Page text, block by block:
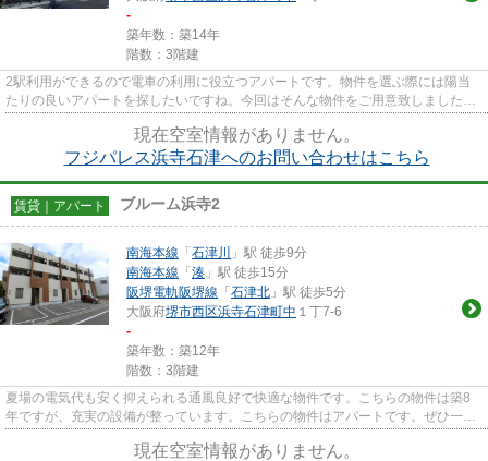
-
築年数：築14年
階数：3階建
2駅利用ができるので電車の利用に役立つアパートです。物件を選ぶ際には陽当
たりの良いアパートを探したいですね。今回はそんな物件をご用意致しました。
現在空室情報がありません。
フジパレス浜寺石津へのお問い合わせはこちら
賃貸｜アパート ブルーム浜寺2
南海本線 「 石津川
」駅 徒歩9分
南海本線 「 湊 」駅 徒歩15分
阪堺電軌阪堺線 「 石津北 」駅 徒歩5分
大阪府堺市西区浜寺石津町中 １丁7-6
-
築年数：築12年
階数：3階建
夏場の電気代も安く抑えられる通風良好で快適な物件です。こちらの物件は築8
年ですが、充実の設備が整っています。こちらの物件はアパートです。ぜひ一度
現在空室情報がありません。